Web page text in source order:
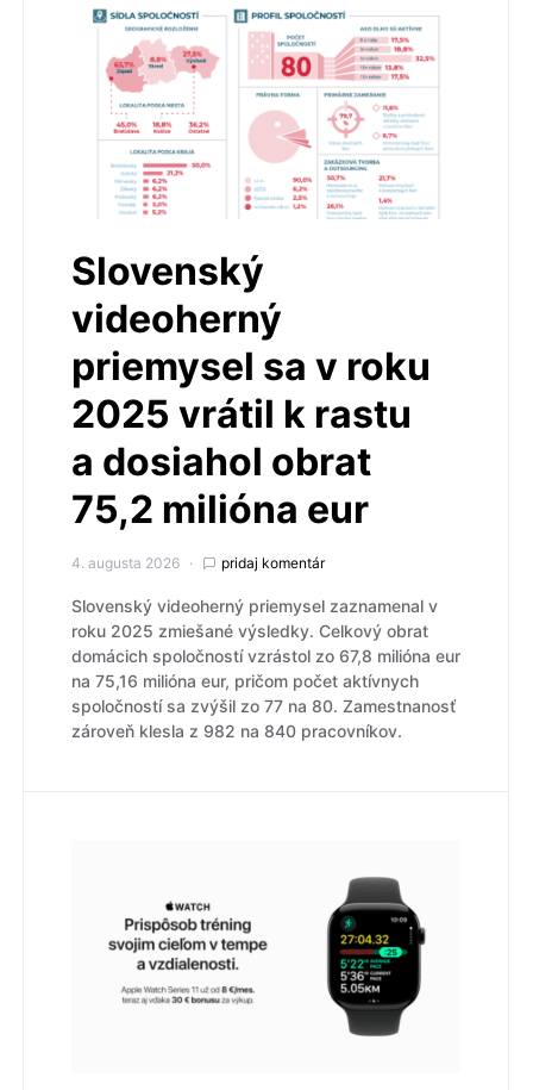
Slovenský
videoherný
priemysel sa v roku
2025 vrátil k rastu
a dosiahol obrat
75,2 milióna eur
4. augusta 2026 pridaj komentár
Slovenský videoherný priemysel zaznamenal v
roku 2025 zmiešané výsledky. Celkový obrat
domácich spoločností vzrástol zo 67,8 milióna eur
na 75,16 milióna eur, pričom počet aktívnych
spoločností sa zvýšil zo 77 na 80. Zamestnanosť
zároveň klesla z 982 na 840 pracovníkov.